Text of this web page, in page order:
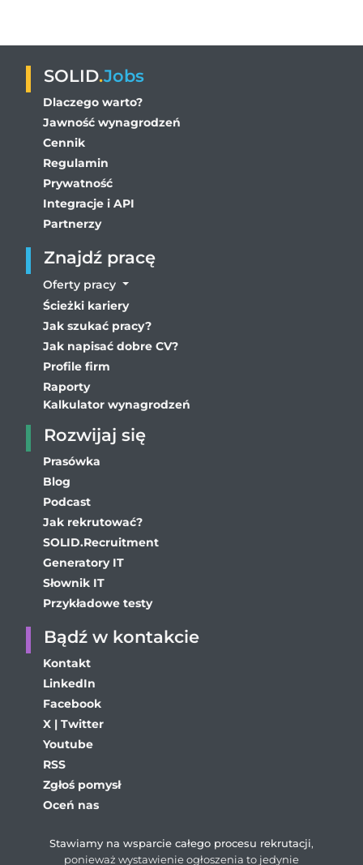
SOLID.Jobs
Dlaczego warto?
Jawność wynagrodzeń
Cennik
Regulamin
Prywatność
Integracje i API
Partnerzy
Znajdź pracę
Oferty pracy
Ścieżki kariery
Jak szukać pracy?
Jak napisać dobre CV?
Profile firm
Raporty
Kalkulator wynagrodzeń
Rozwijaj się
Prasówka
Blog
Podcast
Jak rekrutować?
SOLID.Recruitment
Generatory IT
Słownik IT
Przykładowe testy
Bądź w kontakcie
Kontakt
LinkedIn
Facebook
X | Twitter
Youtube
RSS
Zgłoś pomysł
Oceń nas
Stawiamy na wsparcie całego procesu rekrutacji,
ponieważ wystawienie ogłoszenia to jedynie